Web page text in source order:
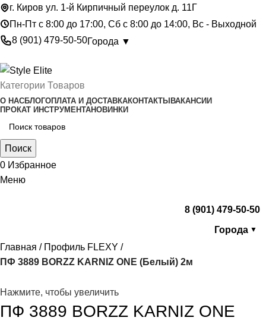
г. Киров ул. 1-й Кирпичный переулок д. 11Г
Пн-Пт с 8:00 до 17:00, Сб с 8:00 до 14:00, Вс - Выходной
8 (901) 479-50-50Города ▼
Категории Товаров
О НАСБЛОГОПЛАТА И ДОСТАВКАКОНТАКТЫ ВАКАНСИИ
ПРОКАТ ИНСТРУМЕНТАНОВИНКИ
Поиск
0 Избранное
Меню
8 (901) 479-50-50
Города ▼
Главная
Профиль FLEXY
ПФ 3889 BORZZ KARNIZ ONE (Белый) 2м
Нажмите, чтобы увеличить
ПФ 3889 BORZZ KARNIZ ONE